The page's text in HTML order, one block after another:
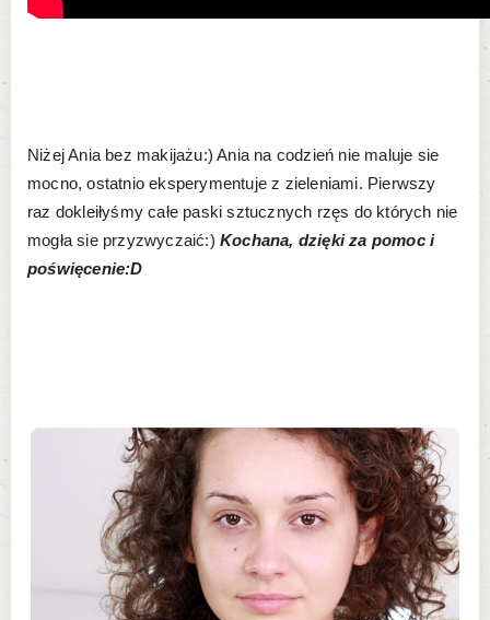
Niżej Ania bez makijażu:) Ania na codzień nie maluje sie
mocno, ostatnio eksperymentuje z zieleniami. Pierwszy
raz dokleiłyśmy całe paski sztucznych rzęs do których nie
mogła sie przyzwyczaić:) Kochana, dzięki za pomoc i
poświęcenie:D